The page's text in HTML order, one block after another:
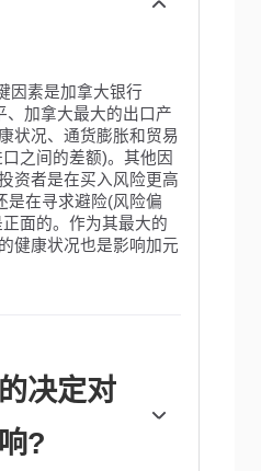
因素是加拿大银行
、加拿大最大的出口产
状况、通货膨胀和贸易
之间的差额)。其他因
资者是在买入风险更高
是在寻求避险(风险偏
面的。作为其最大的
健康状况也是影响加元
决定对
?